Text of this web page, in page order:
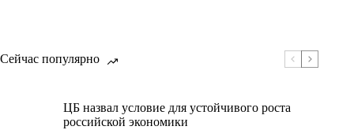
Сейчас популярно
ЦБ назвал условие для устойчивого роста
российской экономики